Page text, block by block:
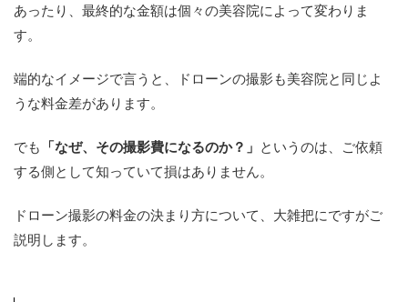
あったり、最終的な金額は個々の美容院によって変わりま
す。
端的なイメージで言うと、ドローンの撮影も美容院と同じよ
うな料金差があります。
でも 「なぜ、その撮影費になるのか？」 というのは、ご依頼
する側として知っていて損はありません。
ドローン撮影の料金の決まり方について、大雑把にですがご
説明します。